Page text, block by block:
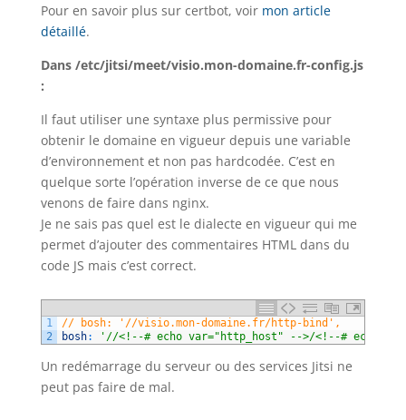
Pour en savoir plus sur certbot, voir mon article
détaillé.
Dans /etc/jitsi/meet/visio.mon-domaine.fr-config.js
:
Il faut utiliser une syntaxe plus permissive pour
obtenir le domaine en vigueur depuis une variable
d’environnement et non pas hardcodée. C’est en
quelque sorte l’opération inverse de ce que nous
venons de faire dans nginx.
Je ne sais pas quel est le dialecte en vigueur qui me
permet d’ajouter des commentaires HTML dans du
code JS mais c’est correct.
1
2
// bosh: '//visio.mon-domaine.fr/http-bind',
bosh: '//<!--# echo var="http_host" -->/<!--# echo
Un redémarrage du serveur ou des services Jitsi ne
peut pas faire de mal.